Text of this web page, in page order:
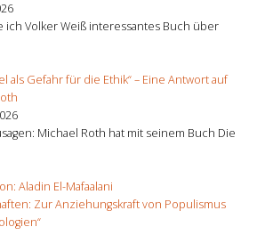
ich Volker Weiß interessantes Buch über
als Gefahr für die Ethik“ – Eine Antwort auf
Michael Roth hat mit seinem Buch Die
Aladin El-Mafaalani
Zur Anziehungskraft von Populismus